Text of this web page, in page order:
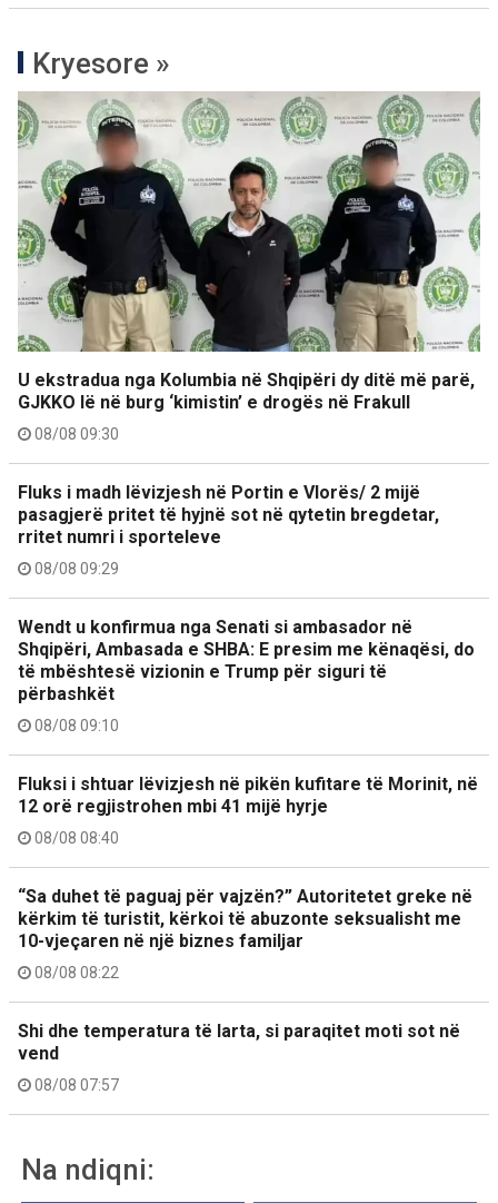
Kryesore »
U ekstradua nga Kolumbia në Shqipëri dy ditë më parë,
GJKKO lë në burg ‘kimistin’ e drogës në Frakull
08/08 09:30
Fluks i madh lëvizjesh në Portin e Vlorës/ 2 mijë
pasagjerë pritet të hyjnë sot në qytetin bregdetar,
rritet numri i sporteleve
08/08 09:29
Wendt u konfirmua nga Senati si ambasador në
Shqipëri, Ambasada e SHBA: E presim me kënaqësi, do
të mbështesë vizionin e Trump për siguri të
përbashkët
08/08 09:10
Fluksi i shtuar lëvizjesh në pikën kufitare të Morinit, në
12 orë regjistrohen mbi 41 mijë hyrje
08/08 08:40
“Sa duhet të paguaj për vajzën?” Autoritetet greke në
kërkim të turistit, kërkoi të abuzonte seksualisht me
10-vjeçaren në një biznes familjar
08/08 08:22
Shi dhe temperatura të larta, si paraqitet moti sot në
vend
08/08 07:57
Na ndiqni: